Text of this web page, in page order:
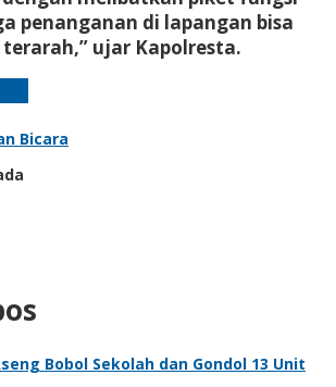
penanganan di lapangan bisa
ujar Kapolresta.
Bicara
Bobol Sekolah dan Gondol 13 Unit